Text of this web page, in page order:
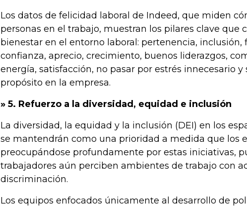
Los datos de felicidad laboral de Indeed, que miden
personas en el trabajo, muestran los pilares clave que
bienestar en el entorno laboral: pertenencia, inclusión,
confianza, aprecio, crecimiento, buenos liderazgos,
energía, satisfacción, no pasar por estrés innecesario y
propósito en la empresa.
» 5. Refuerzo a la diversidad, equidad e inclusión
La diversidad, la equidad y la inclusión (DEI) en los
se mantendrán como una prioridad a medida que los
preocupándose profundamente por estas iniciativas,
trabajadores aún perciben ambientes de trabajo con
discriminación.
Los equipos enfocados únicamente al desarrollo de